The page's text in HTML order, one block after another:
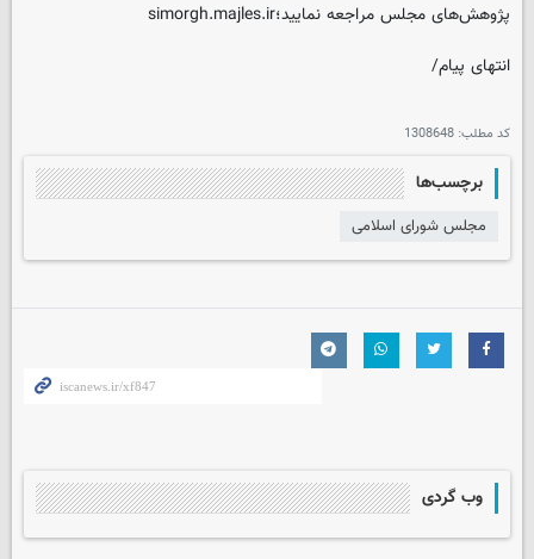
پژوهش‌های مجلس مراجعه نمایید؛simorgh.majles.ir
انتهای پیام/
کد مطلب: 1308648
برچسب‌ها
مجلس شورای اسلامی
وب گردی